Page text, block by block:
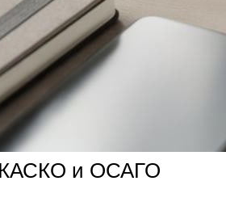
КАСКО и ОСАГО